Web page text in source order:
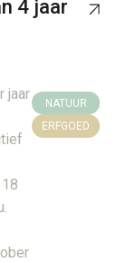
4 jaar
jaar
NATUUR
ERFGOED